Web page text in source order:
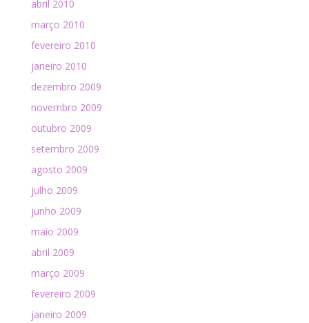
abril 2010
março 2010
fevereiro 2010
janeiro 2010
dezembro 2009
novembro 2009
outubro 2009
setembro 2009
agosto 2009
julho 2009
junho 2009
maio 2009
abril 2009
março 2009
fevereiro 2009
janeiro 2009